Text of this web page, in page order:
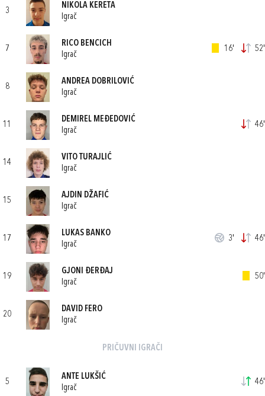
3
NIKOLA KERETA
Igrač
7
RICO BENCICH
Igrač
16' 52'
8
ANDREA DOBRILOVIĆ
Igrač
11
DEMIREL MEĐEDOVIĆ
Igrač
46'
14
VITO TURAJLIĆ
Igrač
15
AJDIN DŽAFIĆ
Igrač
17
LUKAS BANKO
Igrač
3' 46'
19
GJONI ĐERĐAJ
Igrač
50'
20
DAVID FERO
Igrač
PRIČUVNI IGRAČI
5
ANTE LUKŠIĆ
Igrač
46'